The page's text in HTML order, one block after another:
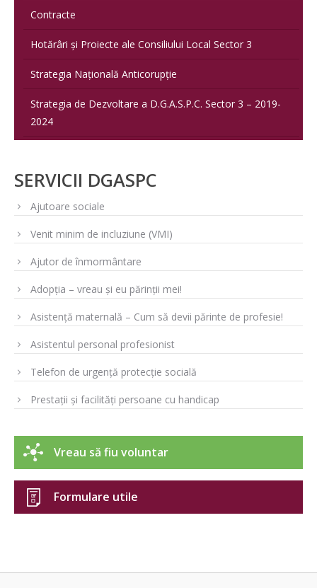
Contracte
Hotărâri și Proiecte ale Consiliului Local Sector 3
Strategia Națională Anticorupție
Strategia de Dezvoltare a D.G.A.S.P.C. Sector 3 – 2019-
2024
SERVICII DGASPC
Ajutoare sociale
Venit minim de incluziune (VMI)
Ajutor de înmormântare
Adopția – vreau și eu părinții mei!
Asistență maternală – Cum să devii părinte de profesie!
Asistentul personal profesionist
Telefon de urgență protecție socială
Prestații și facilități persoane cu handicap
Vreau să fiu voluntar
Formulare utile